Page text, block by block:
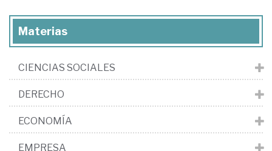
Materias
CIENCIAS SOCIALES
DERECHO
ECONOMÍA
EMPRESA